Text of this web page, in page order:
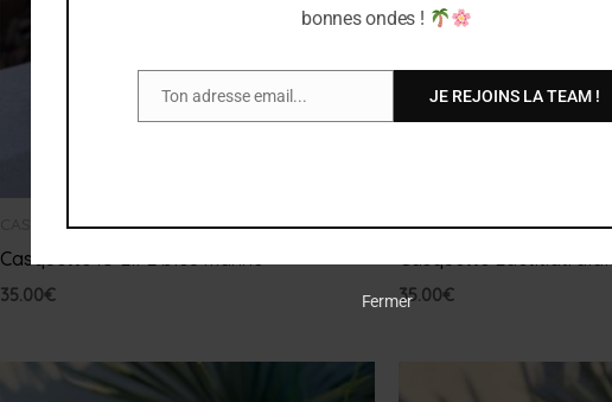
CASQUETTES
Casquette IO LIFE bleu marine
35.00€
CASQUETTES
35.00€
bonnes ondes !
Ton adresse email... JE REJOINS LA TEAM !
Fermer